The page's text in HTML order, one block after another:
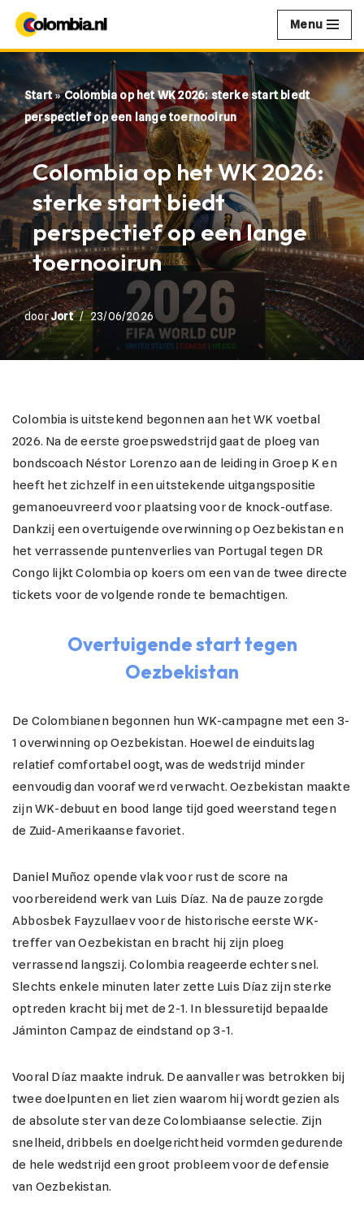
naar
de
inhoud
Menu
Start»Colombia op het WK 2026: sterke start biedt
perspectief op een lange toernooirun
Colombia op het WK 2026:
sterke start biedt
perspectief op een lange
toernooirun
doorJort 23/06/2026
Colombia is uitstekend begonnen aan het WK voetbal
2026. Na de eerste groepswedstrijd gaat de ploeg van
bondscoach Néstor Lorenzo aan de leiding in Groep K en
heeft het zichzelf in een uitstekende uitgangspositie
gemanoeuvreerd voor plaatsing voor de knock-outfase.
Dankzij een overtuigende overwinning op Oezbekistan en
het verrassende puntenverlies van Portugal tegen DR
Congo lijkt Colombia op koers om een van de twee directe
tickets voor de volgende ronde te bemachtigen.
Overtuigende start tegen
Oezbekistan
De Colombianen begonnen hun WK-campagne met een 3-
1 overwinning op Oezbekistan. Hoewel de einduitslag
relatief comfortabel oogt, was de wedstrijd minder
eenvoudig dan vooraf werd verwacht. Oezbekistan maakte
zijn WK-debuut en bood lange tijd goed weerstand tegen
de Zuid-Amerikaanse favoriet.
Daniel Muñoz opende vlak voor rust de score na
voorbereidend werk van Luis Díaz. Na de pauze zorgde
Abbosbek Fayzullaev voor de historische eerste WK-
treffer van Oezbekistan en bracht hij zijn ploeg
verrassend langszij. Colombia reageerde echter snel.
Slechts enkele minuten later zette Luis Díaz zijn sterke
optreden kracht bij met de 2-1. In blessuretijd bepaalde
Jáminton Campaz de eindstand op 3-1.
Vooral Díaz maakte indruk. De aanvaller was betrokken bij
twee doelpunten en liet zien waarom hij wordt gezien als
de absolute ster van deze Colombiaanse selectie. Zijn
snelheid, dribbels en doelgerichtheid vormden gedurende
de hele wedstrijd een groot probleem voor de defensie
van Oezbekistan.